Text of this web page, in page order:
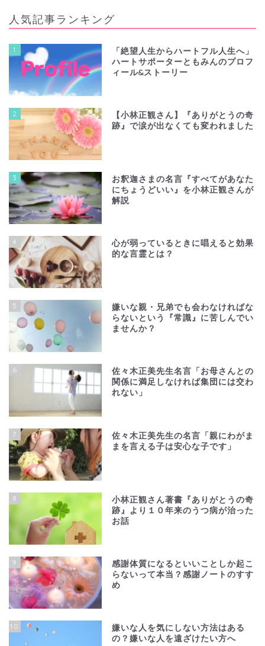
人気記事ランキング
1
「絶望人生からハートフル人生へ」
ハートサポーターともみんのプロフ
ィール&ストーリー
2
【小林正観さん】『ありがとうの奇
跡』で涙が出なくても変われました
3
お釈迦さまの名言『すべてがあなた
にちょうどいい』を小林正観さんが
解説
4
心が弱っているときに唱えると効果
的な言霊とは？
5
嫌いな親・兄弟でも会わなければな
らないという『常識』に苦しんでい
ませんか？
6
佐々木正美先生名言「お母さんとの
関係に満足しなければ集団には交わ
れない」
7
佐々木正美先生の名言「親にわがま
まを言える子は安心な子です」
8
小林正観さん著書『ありがとうの奇
跡』より１０年来のうつ病が治った
お話
9
感謝体質になるといいことしか起こ
らないって本当？感謝ノートのすす
め
10
嫌いな人を気にしない方法はある
の？嫌いな人を遠ざけたい方へ